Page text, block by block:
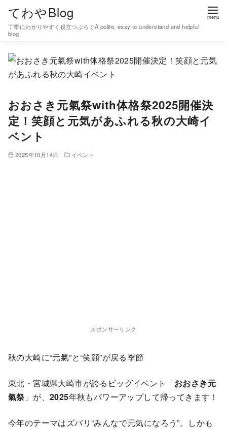
てわやBlog
丁寧にわかりやすく役立つぶろぐA polite, easy to understand and helpful
blog
おおさき元氣祭with体格祭2025開催決
定！笑顔と元気があふれる秋の大崎イ
ベント
2025年10月14日 イベント
スポンサーリンク
秋の大崎に“元氣”と“笑顔”が戻る季節
東北・宮城県大崎市が誇るビッグイベント「おおさき元
氣祭 」が、2025年秋もパワーアップして帰ってきます！
今年のテーマはズバリ“みんなで元気になろう”。しかも